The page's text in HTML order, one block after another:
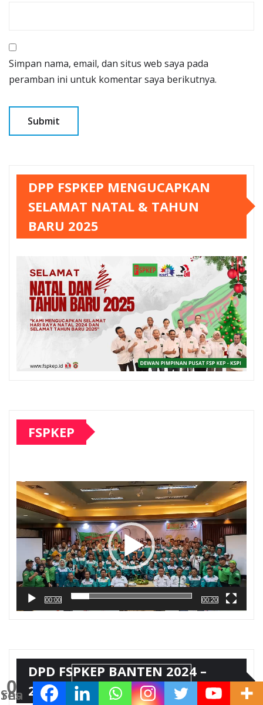
0
Shares
Simpan nama, email, dan situs web saya pada
peramban ini untuk komentar saya berikutnya.
DPP FSPKEP MENGUCAPKAN
SELAMAT NATAL & TAHUN
BARU 2025
FSPKEP
Video
00:00 00:20
DPD FSPKEP BANTEN 2024 –
2029